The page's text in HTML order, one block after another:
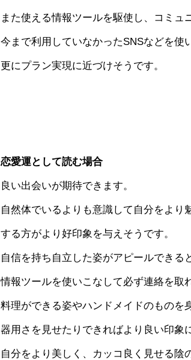
また使える情報ツールを駆使し、コミュ
今まで利用していなかったSNSなどを使
更にプラン実現に近づけそうです。
恋愛運として読む場合
良い出会いが期待できます。
自然体でいるよりも意識して自分をより
する方がより好印象を与えそうです。
自信を持ち自立した姿がアピールできる
情報ツールを使いこなして必ず連絡を取
料理ができる姿やハンドメイドのものを
器用さを見せたりできればより良い印象
自分をより美しく、カッコ良く見せる陰